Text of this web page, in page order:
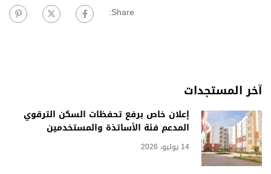
Share:
آخر المستجدات
إعلان خاص برفع تحفظات السكن الترقوي
المدعم فئة الأساتذة والمستخدمين
14 يوليو، 2026